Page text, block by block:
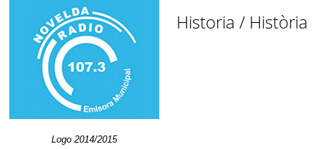
Logo 2014/2015
Historia / Història